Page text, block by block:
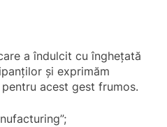
a îndulcit cu îngheţată
şi exprimăm
acest gest frumos.